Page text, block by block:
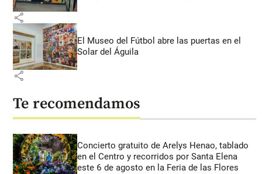
share
El Museo del Fútbol abre las puertas en el
Solar del Águila
share
Te recomendamos
Concierto gratuito de Arelys Henao, tablado
en el Centro y recorridos por Santa Elena
este 6 de agosto en la Feria de las Flores